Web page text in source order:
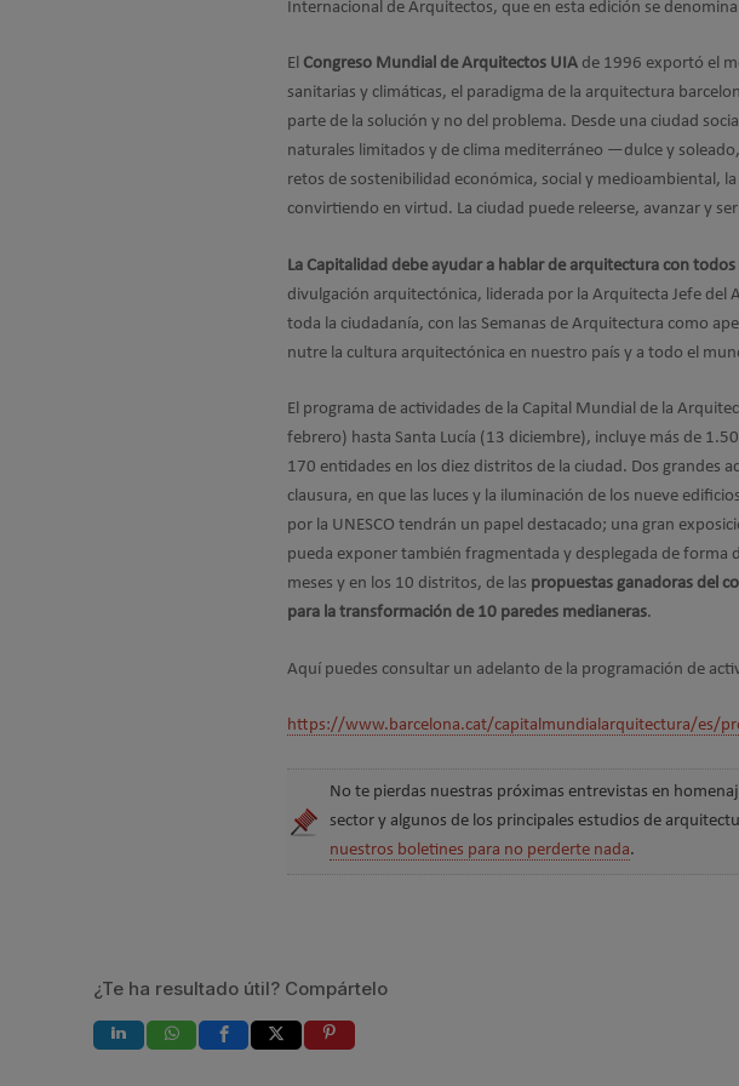
Internacional de Arquitectos, que en esta edición se
El Congreso Mundial de Arquitectos UIA de 1996 exportó el
sanitarias y climáticas, el paradigma de la arquitectura
parte de la solución y no del problema. Desde una ciudad
naturales limitados y de clima mediterráneo —dulce y
retos de sostenibilidad económica, social y medioambiental,
convirtiendo en virtud. La ciudad puede releerse, avanzar y
La Capitalidad debe ayudar a hablar de arquitectura con
divulgación arquitectónica, liderada por la Arquitecta Jefe del
toda la ciudadanía, con las Semanas de Arquitectura como
nutre la cultura arquitectónica en nuestro país y a todo el
El programa de actividades de la Capital Mundial de la
febrero) hasta Santa Lucía (13 diciembre), incluye más de
170 entidades en los diez distritos de la ciudad. Dos grandes
clausura, en que las luces y la iluminación de los nueve
por la UNESCO tendrán un papel destacado; una gran
pueda exponer también fragmentada y desplegada de forma
meses y en los 10 distritos, de las propuestas ganadoras del
para la transformación de 10 paredes medianeras.
Aquí puedes consultar un adelanto de la programación de
https://www.barcelona.cat/capitalmundialarquitectura/es/
No te pierdas nuestras próximas entrevistas en
sector y algunos de los principales estudios de
nuestros boletines para no perderte nada.
¿Te ha resultado útil? Compártelo